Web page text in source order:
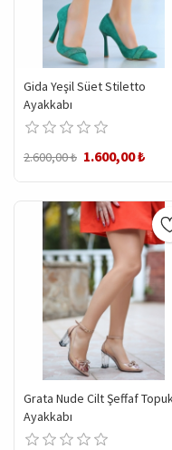
Gida Yeşil Süet Stiletto
Ayakkabı
2.600,00 ₺ 1.600,00 ₺
Grata Nude Cilt Şeffaf
Ayakkabı